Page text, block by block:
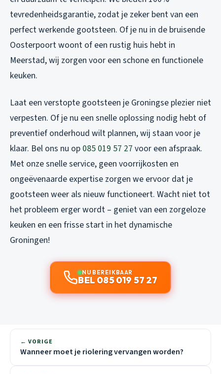
tevredenheidsgarantie, zodat je zeker bent van een
perfect werkende gootsteen. Of je nu in de bruisende
Oosterpoort woont of een rustig huis hebt in
Meerstad, wij zorgen voor een schone en functionele
keuken.
Laat een verstopte gootsteen je Groningse plezier niet
verpesten. Of je nu een snelle oplossing nodig hebt of
preventief onderhoud wilt plannen, wij staan voor je
klaar. Bel ons nu op 085 019 57 27 voor een afspraak.
Met onze snelle service, geen voorrijkosten en
ongeëvenaarde expertise zorgen we ervoor dat je
gootsteen weer als nieuw functioneert. Wacht niet tot
het probleem erger wordt – geniet van een zorgeloze
keuken en een frisse start in het dynamische
Groningen!
NU BEREIKBAAR
BEL 085 019 57 27
← VORIGE
Wanneer moet je riolering vervangen worden?